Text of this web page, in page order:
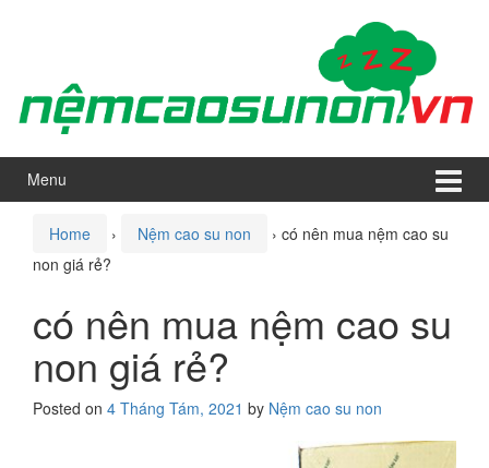
Menu
Home › Nệm cao su non › có nên mua nệm cao su
non giá rẻ?
có nên mua nệm cao su
non giá rẻ?
Posted on 4 Tháng Tám, 2021 by Nệm cao su non